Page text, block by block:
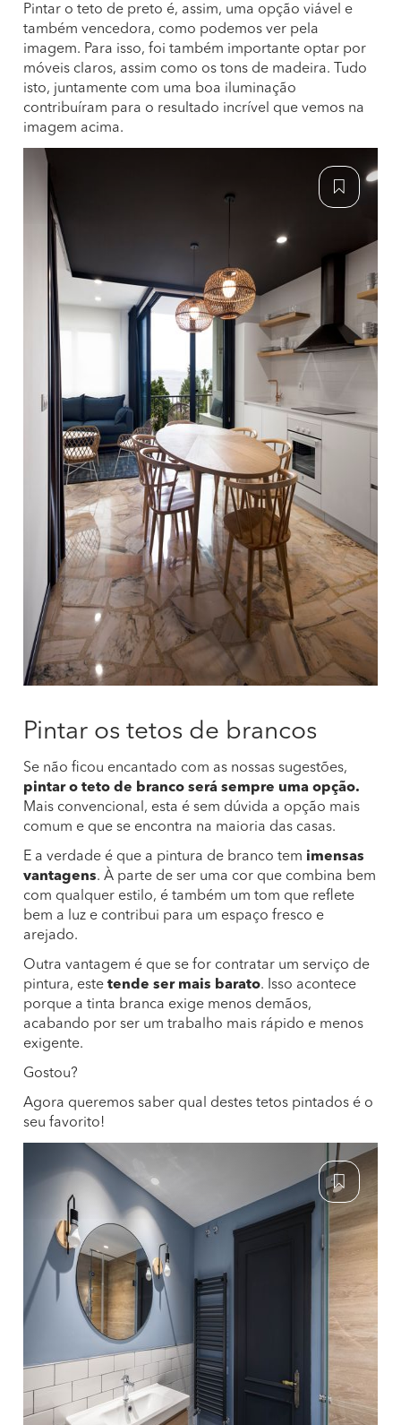
Pintar o teto de preto é, assim, uma opção viável e
também vencedora, como podemos ver pela
imagem. Para isso, foi também importante optar por
móveis claros, assim como os tons de madeira. Tudo
isto, juntamente com uma boa iluminação
contribuíram para o resultado incrível que vemos na
imagem acima.
Pintar os tetos de brancos
Se não ficou encantado com as nossas sugestões,
pintar o teto de branco será sempre uma opção.
Mais convencional, esta é sem dúvida a opção mais
comum e que se encontra na maioria das casas.
E a verdade é que a pintura de branco tem imensas
vantagens. À parte de ser uma cor que combina bem
com qualquer estilo, é também um tom que reflete
bem a luz e contribui para um espaço fresco e
arejado.
Outra vantagem é que se for contratar um serviço de
pintura, este tende ser mais barato. Isso acontece
porque a tinta branca exige menos demãos,
acabando por ser um trabalho mais rápido e menos
exigente.
Gostou?
Agora queremos saber qual destes tetos pintados é o
seu favorito!